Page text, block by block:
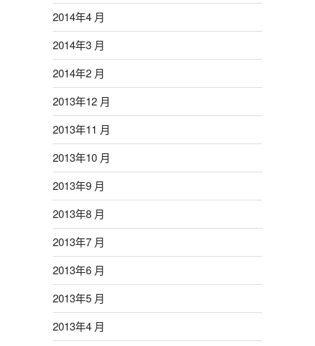
2014年4 月
2014年3 月
2014年2 月
2013年12 月
2013年11 月
2013年10 月
2013年9 月
2013年8 月
2013年7 月
2013年6 月
2013年5 月
2013年4 月